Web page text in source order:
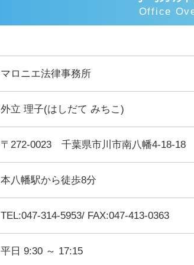
Office
マロニエ法律事務所
外立 理子(はしだて みちこ)
〒272-0023 千葉県市川市南八幡4-18-18
本八幡駅から徒歩8分
TEL:047-314-5953/ FAX:047-413-0363
平日 9:30 ～ 17:15